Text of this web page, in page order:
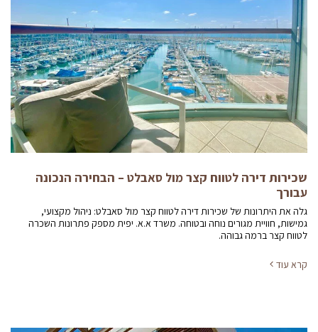
שכירות דירה לטווח קצר מול סאבלט – הבחירה הנכונה
עבורך
גלה את היתרונות של שכירות דירה לטווח קצר מול סאבלט: ניהול מקצועי,
גמישות, חוויית מגורים נוחה ובטוחה. משרד א.א. יפית מספק פתרונות השכרה
לטווח קצר ברמה גבוהה.
קרא עוד